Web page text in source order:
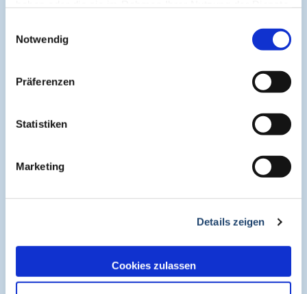
Notwendig
Präferenzen
Statistiken
Marketing
Details zeigen
Cookies zulassen